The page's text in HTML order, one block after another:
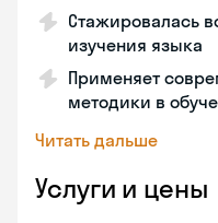
Стажировалась
изучения языка
Применяет
методики в
Читать дальше
Услуги и цены